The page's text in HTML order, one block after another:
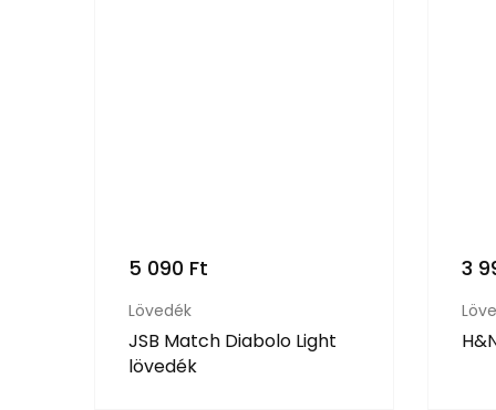
5 090 Ft
Lövedék
JSB Match Diabolo Light
lövedék
3